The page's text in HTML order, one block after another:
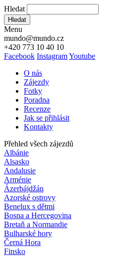
Hledat
Hledat
Menu
mundo@mundo.cz
+420 773 10 40 10
Facebook InstagramYoutube
O nás
Zájezdy
Fotky
Poradna
Recenze
Jak se přihlásit
Kontakty
Přehled všech zájezdů
Albánie
Alsasko
Andalusie
Arménie
Ázerbájdžán
Azorské ostrovy
Benelux s dětmi
Bosna a Hercegovina
Bretaň a Normandie
Bulharské hory
Černá Hora
Finsko